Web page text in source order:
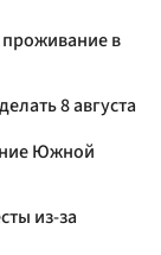
проживание в
8 августа
Южной
из-за